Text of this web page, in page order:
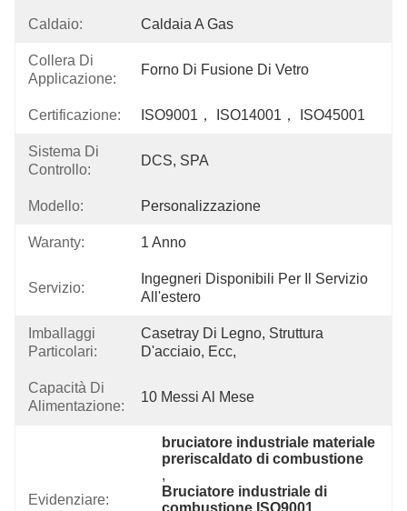
Caldaio: Caldaia A Gas
Collera Di
Applicazione:
Forno Di Fusione Di Vetro
Certificazione: ISO9001， ISO14001， ISO45001
Sistema Di
Controllo:
DCS, SPA
Modello: Personalizzazione
Waranty: 1 Anno
Servizio:
Ingegneri Disponibili Per Il Servizio
All'estero
Imballaggi
Particolari:
Casetray Di Legno, Struttura
D'acciaio, Ecc,
Capacità Di
Alimentazione:
10 Messi Al Mese
Evidenziare:
bruciatore industriale materiale
preriscaldato di combustione
,
Bruciatore industriale di
combustione ISO9001